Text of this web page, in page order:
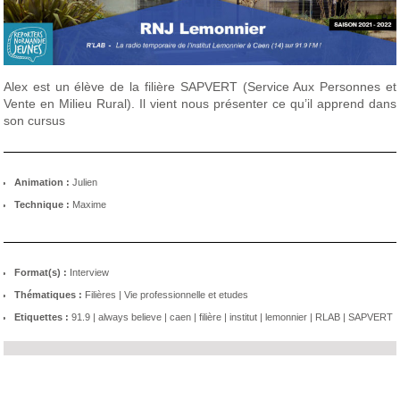
Alex est un élève de la filière SAPVERT (Service Aux Personnes et
Vente en Milieu Rural). Il vient nous présenter ce qu’il apprend dans
son cursus
Animation : Julien
Technique : Maxime
Format(s) : Interview
Thématiques : Filières | Vie professionnelle et etudes
Etiquettes : 91.9 | always believe | caen | filière | institut | lemonnier | RLAB | SAPVERT